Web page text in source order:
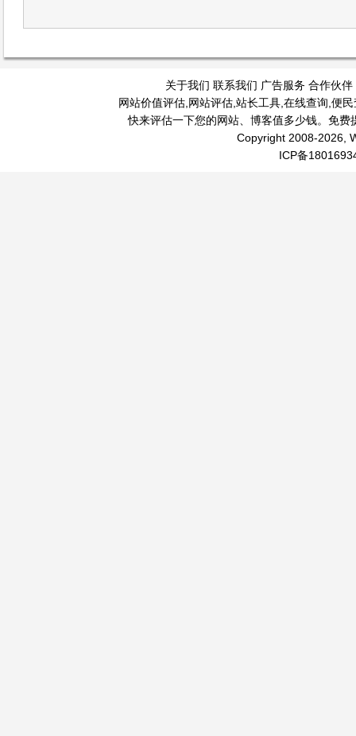
关于我们 联系我们 广告服务 合作伙伴
网站价值评估, 网站评估, 站长工具, 在线查询 便民
快来评估一下您的网站、博客值多少钱。免
Copyright 2008-2026,
ICP备